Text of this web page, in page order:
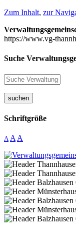
Zum Inhalt, zur
https://www.vg-
Suche
suchen
Schriftgröße
A A A